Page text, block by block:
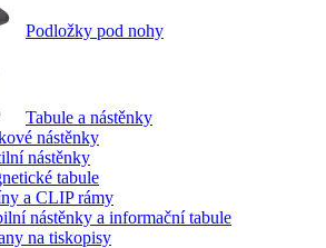
Podložky pod nohy
Tabule a nástěnky
nástěnky
nástěnky
tabule
a CLIP rámy
nástěnky a informační tabule
na tiskopisy